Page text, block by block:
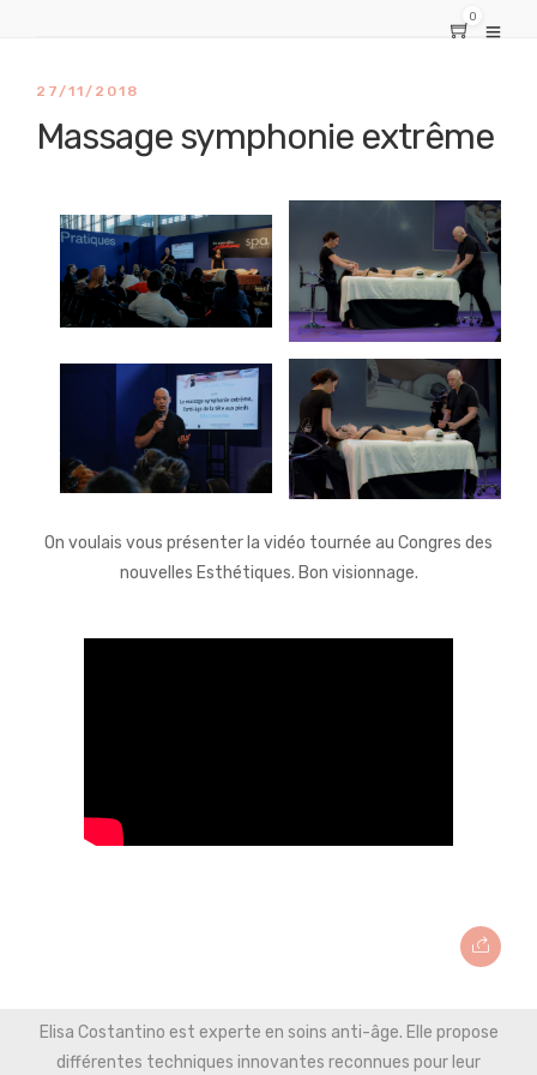
0
27/11/2018
Massage symphonie extrême
On voulais vous présenter la vidéo tournée au Congres des
nouvelles Esthétiques. Bon visionnage.
Elisa Costantino est experte en soins anti-âge. Elle propose
différentes techniques innovantes reconnues pour leur